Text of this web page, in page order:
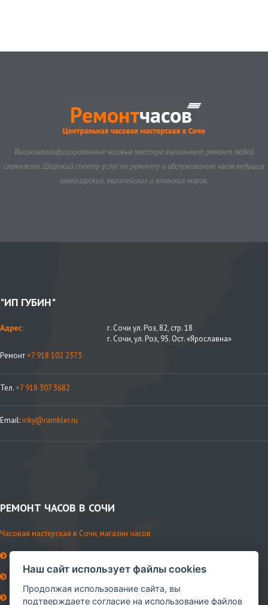
Высококвалифицированные часовые мастера выполняют ремонт любой
сложности. Широкий спектр услуг по ремонту и обслуживанию часов ведущих
швейцарских, европейских и японских марок.
"ИП ГУБИН"
Адрес:
г. Сочи ул. Роз, 82, стр. 18
г. Сочи, ул. Роз, 95. Ост. «Ярославна»
Ремонт+7 918 102 2373
Тел.+7 918 307 3682
Email:iriky@rambler.ru
РЕМОНТ ЧАСОВ В СОЧИ
Часовая мастерская в Сочи, магазин часов
Контакты
Ремни и аксессуары
Наш сайт использует файлы cookies
Продолжая использование сайта, вы
подтверждаете согласие на использование файлов